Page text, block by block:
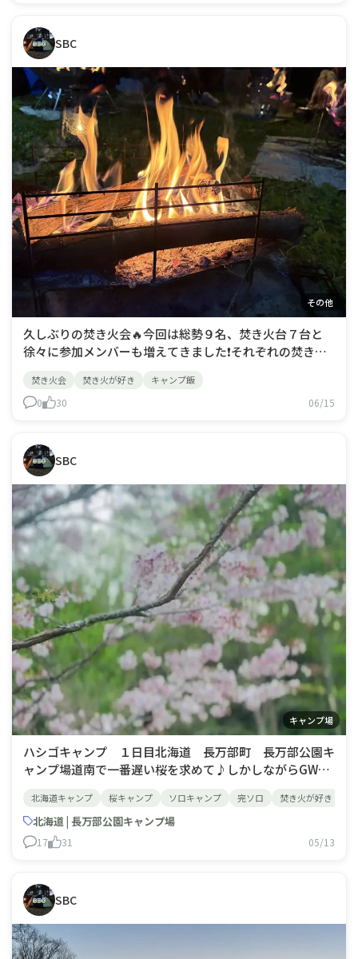
SBC
その他
久しぶりの焚き火会🔥今回は総勢９名、焚き火台７台と
徐々に参加メンバーも増えてきました❗️それぞれの焚き火
のサッパリ煮などなど豪華焚き火飯とお酒で盛り上がりま
したー😆気の合う仲間たちとキャンプの失敗談やギア談
焚き火会 焚き火が好き キャンプ飯
0 30 06/15
SBC
キャンプ場
ハシゴキャンプ １日目北海道 長万部町 長万部公園キ
ャンプ場道南で一番遅い桜を求めて♪しかしながらGW明
たが・・・🥲遅咲きの八重桜で何とか花見気分を味わえた
ので良しとします😊この日は完ソロ❗️川沿いのサイトで静
かにのんびり過ごす時間は最高でしたよ👍
北海道キャンプ 桜キャンプ ソロキャンプ 完ソロ 焚き火が好き
北海道 | 長万部公園キャンプ場
17 31 05/13
SBC